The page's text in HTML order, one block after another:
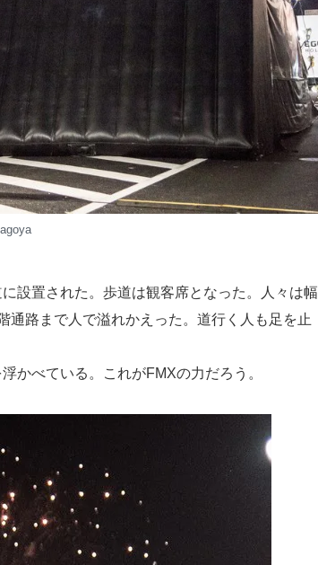
設置された。歩道は観客席となった。人々は幅
通路まで人で溢れかえった。道行く人も足を止
かべている。これがFMXの力だろう。